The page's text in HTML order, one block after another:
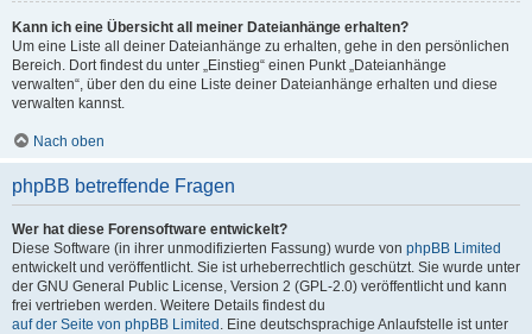
Kann ich eine Übersicht all meiner Dateianhänge erhalten?
Um eine Liste all deiner Dateianhänge zu erhalten, gehe in den persönlichen
Bereich. Dort findest du unter „Einstieg“ einen Punkt „Dateianhänge
verwalten“, über den du eine Liste deiner Dateianhänge erhalten und diese
verwalten kannst.
Nach oben
phpBB betreffende Fragen
Wer hat diese Forensoftware entwickelt?
Diese Software (in ihrer unmodifizierten Fassung) wurde von phpBB Limited
entwickelt und veröffentlicht. Sie ist urheberrechtlich geschützt. Sie wurde unter
der GNU General Public License, Version 2 (GPL-2.0) veröffentlicht und kann
frei vertrieben werden. Weitere Details findest du
auf der Seite von phpBB Limited . Eine deutschsprachige Anlaufstelle ist unter